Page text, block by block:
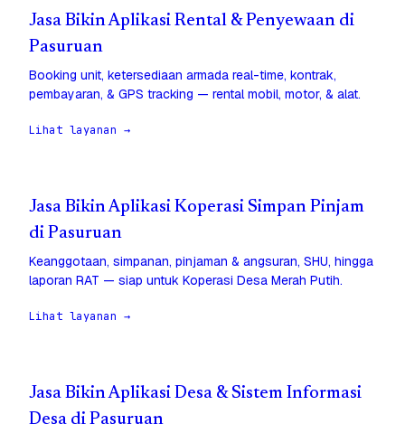
Jasa Bikin Aplikasi Rental & Penyewaan di
Pasuruan
Booking unit, ketersediaan armada real-time, kontrak,
pembayaran, & GPS tracking — rental mobil, motor, & alat.
Lihat layanan →
Jasa Bikin Aplikasi Koperasi Simpan Pinjam
di Pasuruan
Keanggotaan, simpanan, pinjaman & angsuran, SHU, hingga
laporan RAT — siap untuk Koperasi Desa Merah Putih.
Lihat layanan →
Jasa Bikin Aplikasi Desa & Sistem Informasi
Desa di Pasuruan